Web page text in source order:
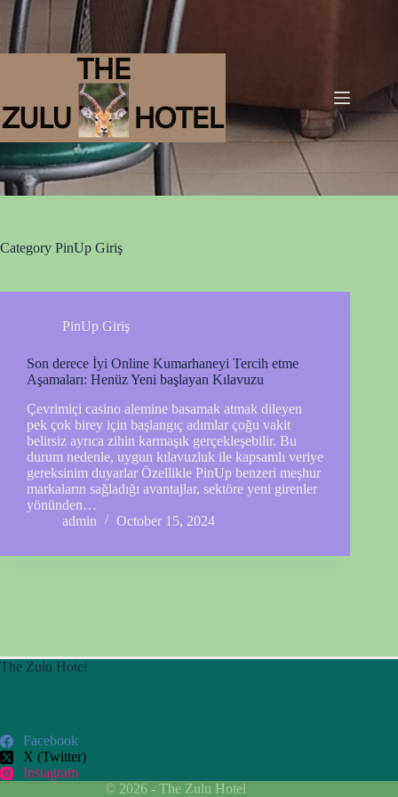
Category PinUp Giriş
PinUp Giriş
Son derece İyi Online Kumarhaneyi Tercih etme
Aşamaları: Henüz Yeni başlayan Kılavuzu
Çevrimiçi casino alemine basamak atmak dileyen
pek çok birey için başlangıç adımlar çoğu vakit
belirsiz ayrıca zihin karmaşık gerçekleşebilir. Bu
durum nedenle, uygun kılavuzluk ile kapsamlı veriye
gereksinim duyarlar Özellikle PinUp benzeri meşhur
markaların sağladığı avantajlar, sektöre yeni girenler
yönünden…
admin
October 15, 2024
The Zulu Hotel
Facebook
X (Twitter)
Instagram
© 2026 - The Zulu Hotel